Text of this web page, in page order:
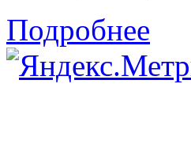
Подробнее